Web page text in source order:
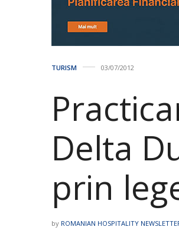
TURISM 03/07/2012
Delta
prin
by ROMANIAN HOSPITALITY